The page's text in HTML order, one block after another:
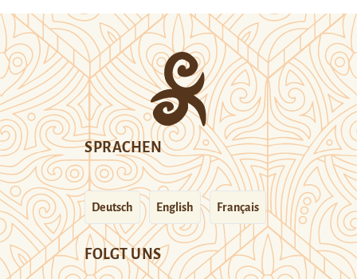
SPRACHEN
Deutsch English Français
FOLGT UNS